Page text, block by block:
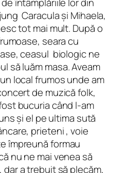
Caracula și Mihaela,
tot mai mult. După o
seara cu
ceasul biologic ne
să luăm masa. Aveam
local frumos unde am
de muzică folk,
bucuria când l-am
și el pe ultima sută
prieteni , voie
împreună formau
nu ne mai venea să
dar a trebuit să plecăm,